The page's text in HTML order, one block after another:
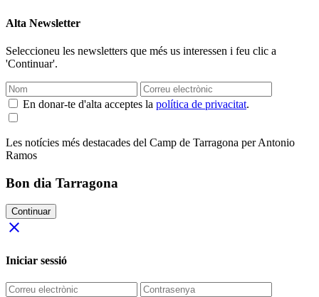
Alta Newsletter
Seleccioneu les newsletters que més us interessen i feu clic a
'Continuar'.
En donar-te d'alta acceptes la política de privacitat.
Les notícies més destacades del Camp de Tarragona per Antonio
Ramos
Bon dia Tarragona
Continuar
close
Iniciar sessió